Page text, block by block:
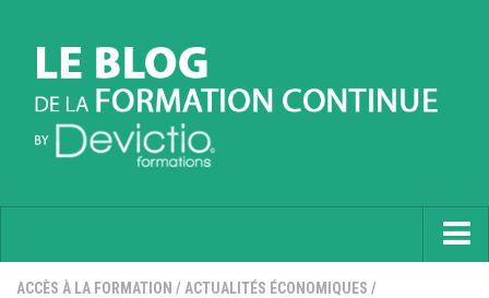
Accueil
ACCÈS À LA FORMATION / ACTUALITÉS ÉCONOMIQUES /